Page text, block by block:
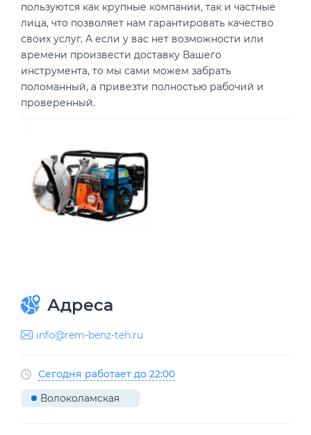
пользуются как крупные компании, так и частные
лица, что позволяет нам гарантировать качество
своих услуг. А если у вас нет возможности или
времени произвести доставку Вашего
инструмента, то мы сами можем забрать
поломанный, а привезти полностью рабочий и
проверенный.
Адреса
info@rem-benz-teh.ru
Сегодня работает до 22:00
Волоколамская